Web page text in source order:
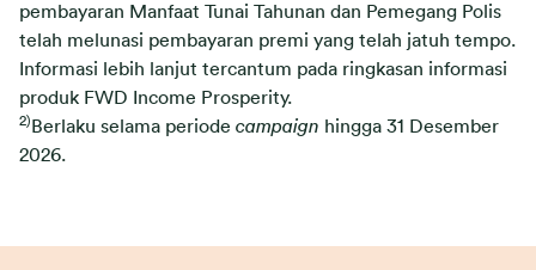
pembayaran Manfaat Tunai Tahunan dan Pemegang Polis
telah melunasi pembayaran premi yang telah jatuh tempo.
Informasi lebih lanjut tercantum pada ringkasan informasi
produk FWD Income Prosperity.
2) Berlaku selama periode campaign hingga 31 Desember
2026.